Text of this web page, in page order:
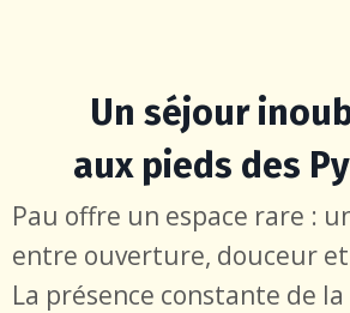
Un séjour
aux pieds des
Pau offre un espace rare :
entre ouverture, douceur
La présence constante de